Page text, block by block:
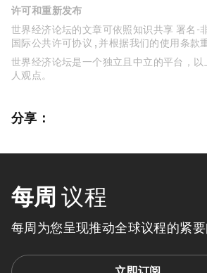
许可和重新发布
世界经济论坛的文章可依照知识共享 署名-
国际公共许可协议 , 并根据我们的使用条款
世界经济论坛是一个独立且中立的平台，
人观点。
分享：
每周 议程
每周为您呈现推动全球议程的紧要